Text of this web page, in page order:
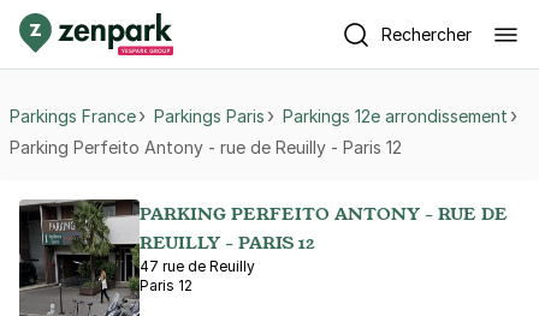
Rechercher
Parkings France Parkings Paris
Parkings 12e arrondissement
Parking Perfeito Antony - rue de Reuilly - Paris 12
PARKING PERFEITO ANTONY - RUE DE
REUILLY - PARIS 12
47 rue de Reuilly
Paris 12